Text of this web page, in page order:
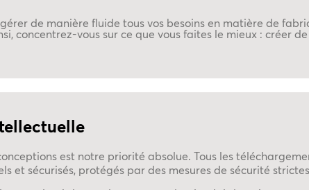
de manière fluide tous vos besoins en matière de
concentrez-vous sur ce que vous faites le mieux : créer
est notre priorité absolue. Tous les
et sécurisés, protégés par des mesures de sécurité